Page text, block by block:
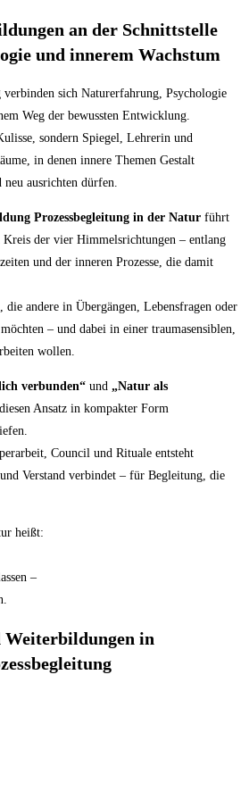
an der Schnittstelle
und innerem Wachstum
verbinden sich Naturerfahrung, Psychologie
Weg der bewussten Entwicklung.
sondern Spiegel, Lehrerin und
in denen innere Themen Gestalt
neu ausrichten dürfen.
Prozessbegleitung in der Natur führt
der vier Himmelsrichtungen – entlang
und der inneren Prozesse, die damit
die andere in Übergängen, Lebensfragen oder
– und dabei in einer traumasensiblen,
wollen.
verbunden“ und „Natur als
Ansatz in kompakter Form
Council und Rituale entsteht
Verstand verbindet – für Begleitung, die
heißt:
–
in